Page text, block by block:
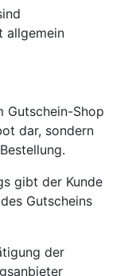
allgemein
Gutschein-Shop
dar, sondern
gibt der Kunde
Gutscheins
der